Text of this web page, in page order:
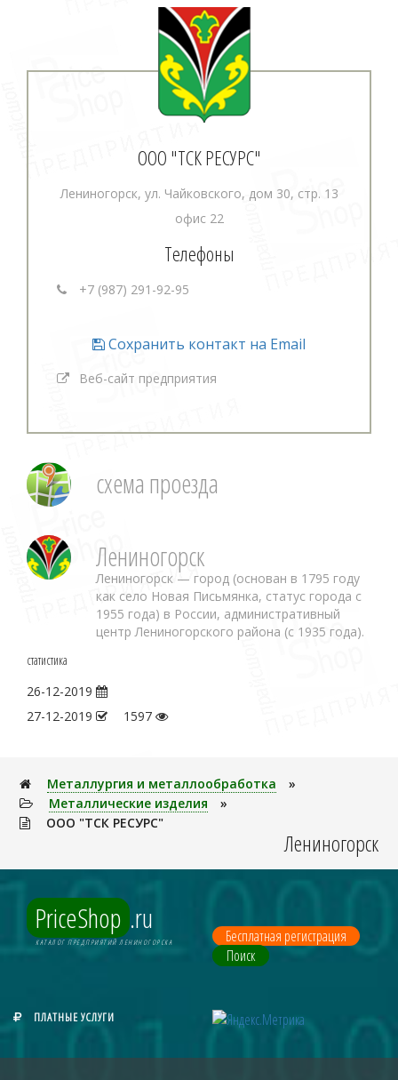
ООО "ТСК РЕСУРС"
Лениногорск, ул. Чайковского, дом 30, стр. 13
офис 22
Телефоны
+7 (987) 291-92-95
Сохранить контакт на Email
Веб-сайт предприятия
схема проезда
Лениногорск
Лениногорск — город (основан в 1795 году
как село Новая Письмянка, статус города с
1955 года) в России, административный
центр Лениногорского района (с 1935 года).
статистика
26-12-2019
27-12-2019
1597
Металлуpгия и металлообработка
»
Металлические изделия
»
ООО "ТСК РЕСУРС"
Лениногорск
PriceShop .ru
КАТАЛОГ ПРЕДПРИЯТИЙ ЛЕНИНОГОРСКА
Бесплатная регистрация
Поиск
ПЛАТНЫЕ УСЛУГИ